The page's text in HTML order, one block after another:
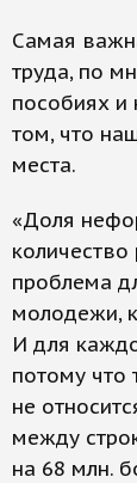
Самая
труда, по
пособиях и
том, что
места.
«Доля
проблема
молодежи,
И для
потому что
не
между
на 68 млн.